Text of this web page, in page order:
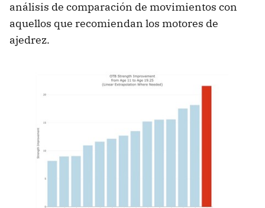
análisis de comparación de movimientos con
aquellos que recomiendan los motores de
ajedrez.